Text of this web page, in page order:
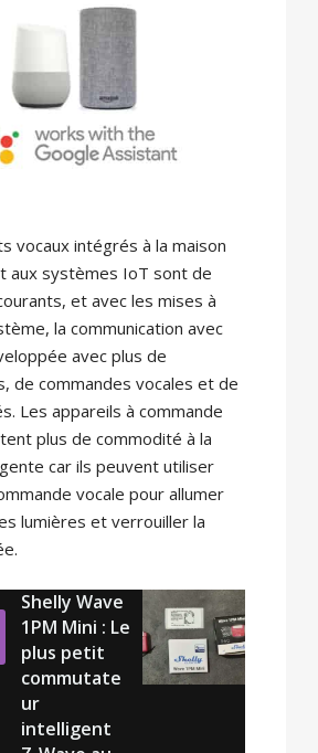
vocaux intégrés à la maison
aux systèmes IoT sont de
et avec les mises à
la communication avec
avec plus de
de commandes vocales et de
Les appareils à commande
plus de commodité à la
car ils peuvent utiliser
vocale pour allumer
lumières et verrouiller la
Shelly Wave
1PM Mini : Le
plus petit
commutate
ur
intelligent